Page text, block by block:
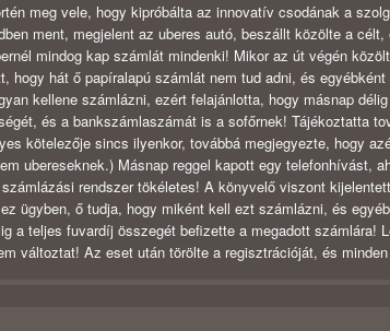
meg vele, hogy kipróbálta az innovatív csodának a
ment, megjelent az uberes autó, beszállt közölte a
mindog kap számlát mindenki! Mikor az út végén
hogy hát ő papíralapú számlát nem tud adni, és
kellene számlázni, ezért felajánlotta, hogy másnap
és a bankszámlaszámát is a sofőrnek! Tájékoztatta
kötelezője sincs ilyenkor, továbbá megjegyezte, hogy
ubereseknek.) Másnap reggel kapott egy telefonhívást,
rendszer tökéletes! A könyvelő viszont
ügyben, ő tudja, hogy miként kell ezt számlázni, és
a teljes fuvardíj összegét befizette a megadott
változtat! Az eset után törölte a regisztrációját, és